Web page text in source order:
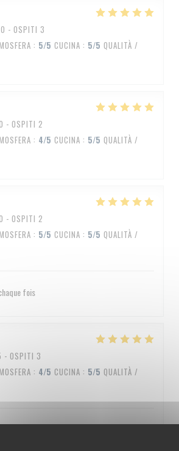
- OSPITI 3
: 5/5 CUCINA : 5/5 QUALITÀ /
- OSPITI 2
: 4/5 CUCINA : 5/5 QUALITÀ /
- OSPITI 2
: 5/5 CUCINA : 5/5 QUALITÀ /
fois
- OSPITI 3
: 4/5 CUCINA : 5/5 QUALITÀ /
un peu cher quand même